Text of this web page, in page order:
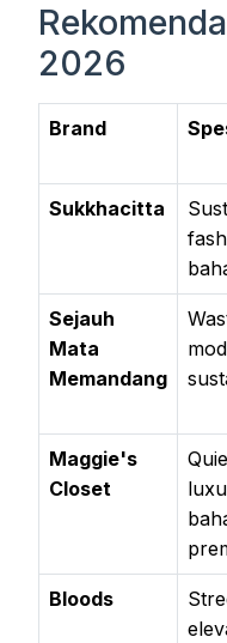
2026
Brand
Sukkhacitta
Sejauh
Mata
Memandang
Maggie's
Closet
Bloods